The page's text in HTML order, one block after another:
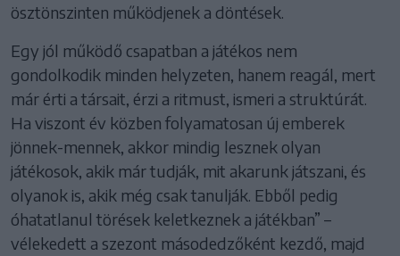
ösztönszinten működjenek a döntések.
Egy jól működő csapatban a játékos nem
gondolkodik minden helyzeten, hanem reagál, mert
már érti a társait, érzi a ritmust, ismeri a struktúrát.
Ha viszont év közben folyamatosan új emberek
jönnek-mennek, akkor mindig lesznek olyan
játékosok, akik már tudják, mit akarunk játszani, és
olyanok is, akik még csak tanulják. Ebből pedig
óhatatlanul törések keletkeznek a játékban” –
vélekedett a szezont másodedzőként kezdő, majd